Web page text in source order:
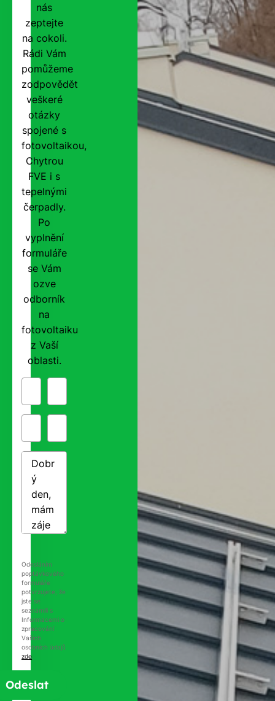
nás
zeptejte
na cokoli.
Rádi Vám
pomůžeme
zodpovědět
veškeré
otázky
spojené s
fotovoltaikou,
Chytrou
FVE i s
tepelnými
čerpadly.
Po
vyplnění
formuláře
se Vám
ozve
odborník
na
fotovoltaiku
z Vaší
oblasti.
Odesláním
poptávkového
formuláře
potvrzujete, že
jste se
seznámili s
Informacemi o
zpracování
Vašich
osobních údajů
zde